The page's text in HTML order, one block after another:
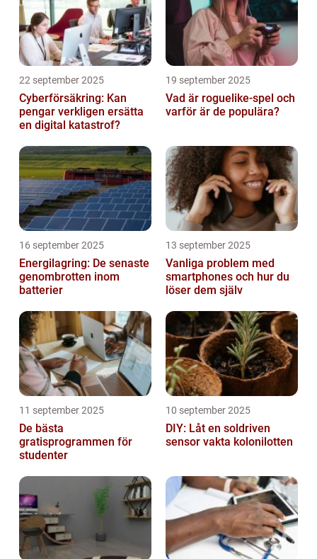
22 september 2025
Cyberförsäkring: Kan
pengar verkligen ersätta
en digital katastrof?
19 september 2025
Vad är roguelike-spel och
varför är de populära?
16 september 2025
Energilagring: De senaste
genombrotten inom
batterier
13 september 2025
Vanliga problem med
smartphones och hur du
löser dem själv
11 september 2025
De bästa
gratisprogrammen för
studenter
10 september 2025
DIY: Låt en soldriven
sensor vakta kolonilotten